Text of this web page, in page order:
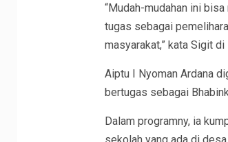
“Mudah-mudahan ini
tugas sebagai
masyarakat,” kata Sigit
Aiptu I Nyoman Ardana
bertugas sebagai
Dalam programny, ia
sekolah yang ada di